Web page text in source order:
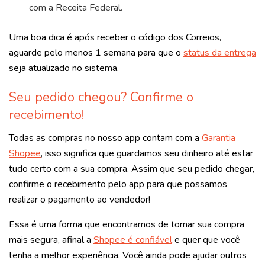
com a Receita Federal.
Uma boa dica é após receber o código dos Correios,
aguarde pelo menos 1 semana para que o status da entrega
seja atualizado no sistema.
Seu pedido chegou? Confirme o
recebimento!
Todas as compras no nosso app contam com a Garantia
Shopee, isso significa que guardamos seu dinheiro até estar
tudo certo com a sua compra. Assim que seu pedido chegar,
confirme o recebimento pelo app para que possamos
realizar o pagamento ao vendedor!
Essa é uma forma que encontramos de tornar sua compra
mais segura, afinal a Shopee é confiávele quer que você
tenha a melhor experiência. Você ainda pode ajudar outros